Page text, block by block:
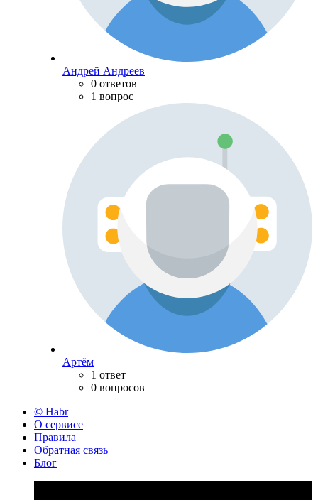
Андрей Андреев
0 ответов
1 вопрос
Артём
1 ответ
0 вопросов
© Habr
О сервисе
Правила
Обратная связь
Блог